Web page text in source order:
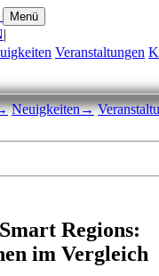
Menü
|
Veranstaltungen
Neuigkeiten→
Regions:
im Vergleich